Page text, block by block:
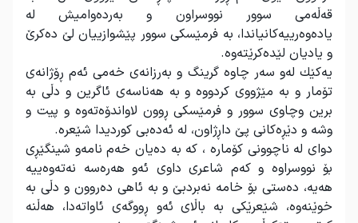
قەڵەمی سوور نووسراون و بەردەوامیش لە
یادەوەرییەكانیاندا، بە فرمێسكی سوور پێشوازییان لێ دەكرێ
و یادیان لێدەكرێتەوە.
یەكێك لەو سەر چاوە گرینگ و بەرزانەی خەمی ئەم ڕۆژانەی
تۆمار و بە مێژووی كردووە و بە هەناسەی ئاگرین و دڵی بە
برین وچاوی سوور و فرمێسكی ڕوون لاواندۆەتەوە و پیت و
وشە و دێڕەكانی پێ داڕژاون، لە ئەدەبی كوردیدا شێعرە.
دوای لە ناچوونی كۆمارە ، كە بە دەیان خەم نامەو شینگێڕی
بۆ نووسراوە و كەم شاعری داوی ئەو هەرەسە نەتەوەییە
هەیە، دەستی بۆ خامە نەبردبێ و بە ئاهی دەروون و دڵی بە
خوێنەوە، شێعرێكی بە باڵای ئەو ڕووگەی ئاواتەدا، هەڵنە